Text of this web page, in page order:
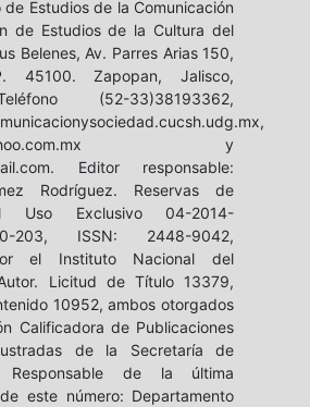
de Estudios de la Comunicación
de Estudios de la Cultura del
Belenes, Av. Parres Arias 150,
45100. Zapopan, Jalisco,
(52-33)38193362,
y
Editor responsable:
Rodríguez. Reservas de
Uso Exclusivo 04-2014-
203, ISSN: 2448-9042,
el Instituto Nacional del
Licitud de Título 13379,
10952, ambos otorgados
Calificadora de Publicaciones
de la Secretaría de
Responsable de la última
este número: Departamento